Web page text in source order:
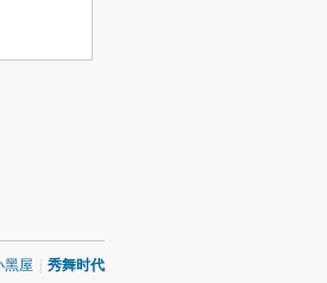
黑屋 秀舞时代